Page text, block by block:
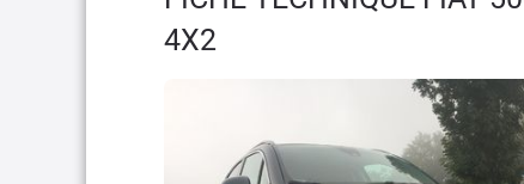
4X2